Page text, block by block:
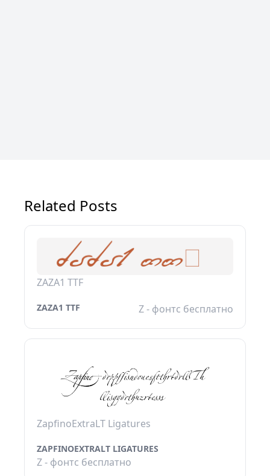
Related Posts
ZAZA1 TTF
ZAZA1 TTF Z - фонтс бесплатно
ZapfinoExtraLT Ligatures
ZAPFINOEXTRALT LIGATURES
Z - фонтс бесплатно